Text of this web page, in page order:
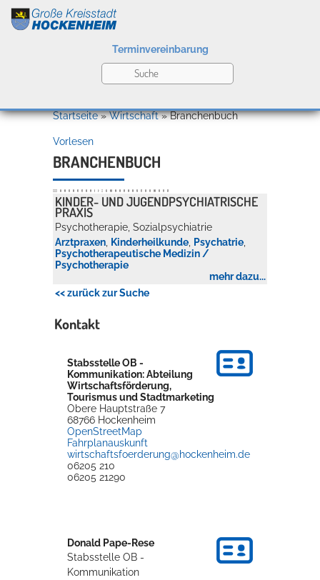
Kultur
Bildung
Service
Terminvereinbarung
Willkommen in Hockenheim
Konzerte, Tagungen und vieles mehr
Die Stadthalle Hockenheim bietet den perfekten Standort für Events
Startseite»Wirtschaft»Branchenbuch
Vorlesen
BRANCHENBUCH
Alle A B C D E F G H I J K L M N O P Q R S U V W X Y Z
KINDER- UND JUGENDPSYCHIATRISCHE
PRAXIS
Psychotherapie, Sozialpsychiatrie
Arztpraxen, Kinderheilkunde, Psychatrie,
Psychotherapeutische Medizin /
Psychotherapie
mehr dazu...
<< zurück zur Suche
Kontakt
Stabsstelle OB -
Kommunikation: Abteilung
Wirtschaftsförderung,
Tourismus und Stadtmarketing
Obere Hauptstraße 7
68766 Hockenheim
OpenStreetMap
Fahrplanauskunft
wirtschaftsfoerderung@hockenheim.de
06205 210
06205 21290
Donald Pape-Rese
Stabsstelle OB -
Kommunikation